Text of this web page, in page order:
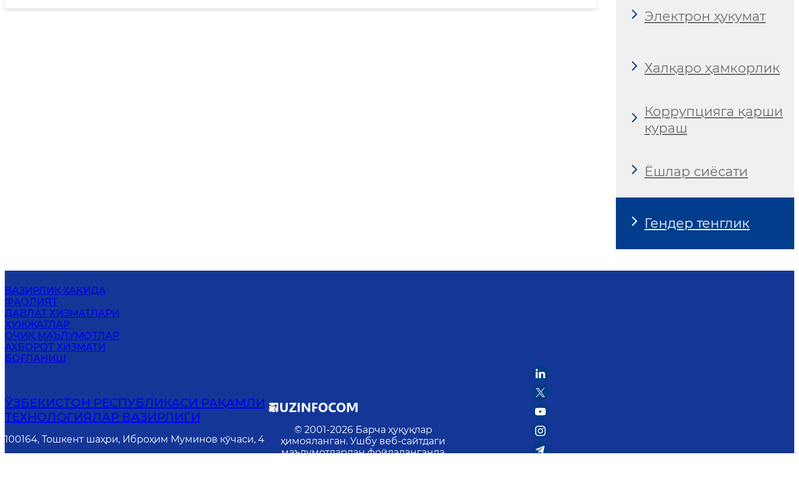
Электрон ҳукумат
Халқаро ҳамкорлик
Коррупцияга қарши
кураш
Ёшлар сиёсати
Гендер тенглик
ВАЗИРЛИК ҲАҚИДА
ФАОЛИЯТ
ДАВЛАТ ХИЗМАТЛАРИ
ҲУЖЖАТЛАР
ОЧИҚ МАЪЛУМОТЛАР
АХБОРОТ ХИЗМАТИ
БОҒЛАНИШ
ЎЗБЕКИСТОН РЕСПУБЛИКАСИ РАҚАМЛИ
ТЕХНОЛОГИЯЛАР ВАЗИРЛИГИ
100164, Тошкент шаҳри, Иброҳим Муминов кўчаси, 4
© 2001-2026 Барча ҳуқуқлар
ҳимояланган. Ушбу веб-сайтдаги
маълумотлардан фойдаланганда